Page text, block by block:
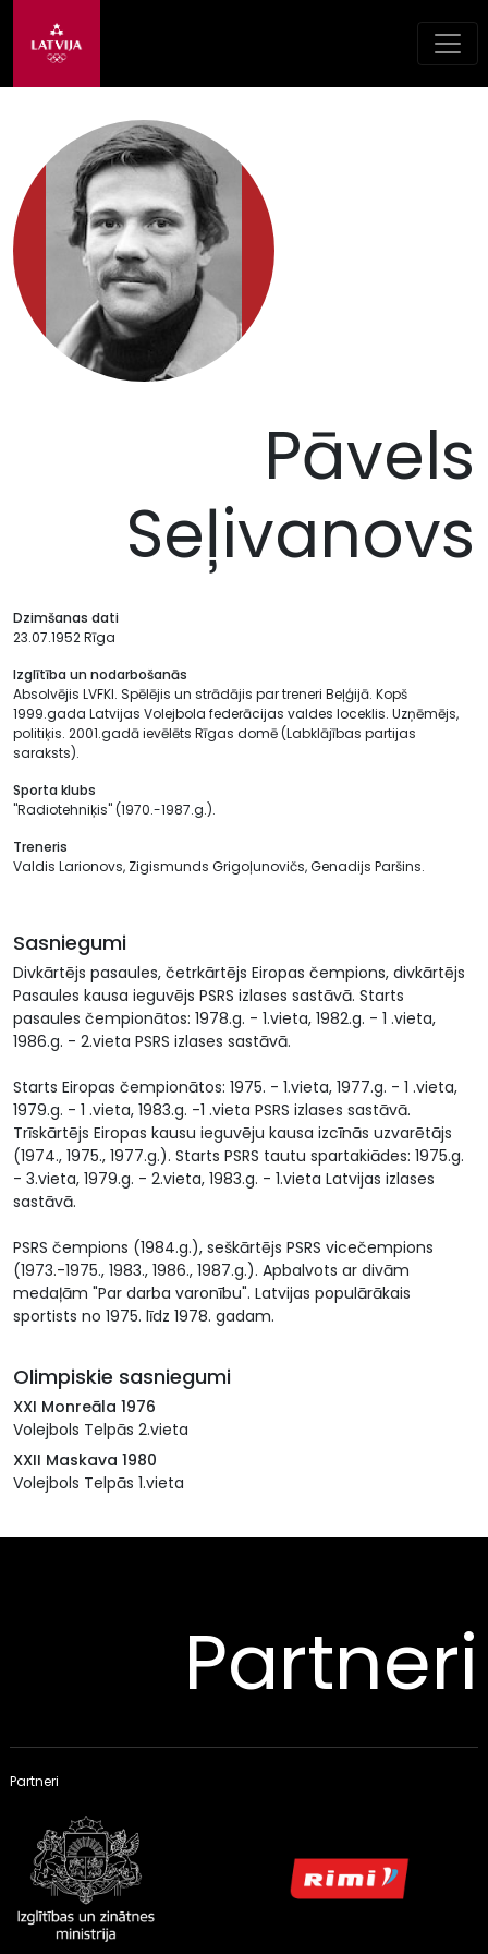
Pāvels
Seļivanovs
Dzimšanas dati
23.07.1952 Rīga
Izglītība un nodarbošanās
Absolvējis LVFKI. Spēlējis un strādājis par treneri Beļģijā. Kopš
1999.gada Latvijas Volejbola federācijas valdes loceklis. Uzņēmējs,
politiķis. 2001.gadā ievēlēts Rīgas domē (Labklājības partijas
saraksts).
Sporta klubs
"Radiotehniķis" (1970.-1987.g.).
Treneris
Valdis Larionovs, Zigismunds Grigoļunovičs, Genadijs Paršins.
Sasniegumi
Divkārtējs pasaules, četrkārtējs Eiropas čempions, divkārtējs
Pasaules kausa ieguvējs PSRS izlases sastāvā. Starts
pasaules čempionātos: 1978.g. - 1.vieta, 1982.g. - 1 .vieta,
1986.g. - 2.vieta PSRS izlases sastāvā.
Starts Eiropas čempionātos: 1975. - 1.vieta, 1977.g. - 1 .vieta,
1979.g. - 1 .vieta, 1983.g. -1 .vieta PSRS izlases sastāvā.
Trīskārtējs Eiropas kausu ieguvēju kausa izcīnās uzvarētājs
(1974., 1975., 1977.g.). Starts PSRS tautu spartakiādes: 1975.g.
- 3.vieta, 1979.g. - 2.vieta, 1983.g. - 1.vieta Latvijas izlases
sastāvā.
PSRS čempions (1984.g.), seškārtējs PSRS vicečempions
(1973.-1975., 1983., 1986., 1987.g.). Apbalvots ar divām
medaļām "Par darba varonību". Latvijas populārākais
sportists no 1975. līdz 1978. gadam.
Olimpiskie sasniegumi
XXI Monreāla 1976
Volejbols Telpās 2.vieta
XXII Maskava 1980
Volejbols Telpās 1.vieta
Partneri
Partneri